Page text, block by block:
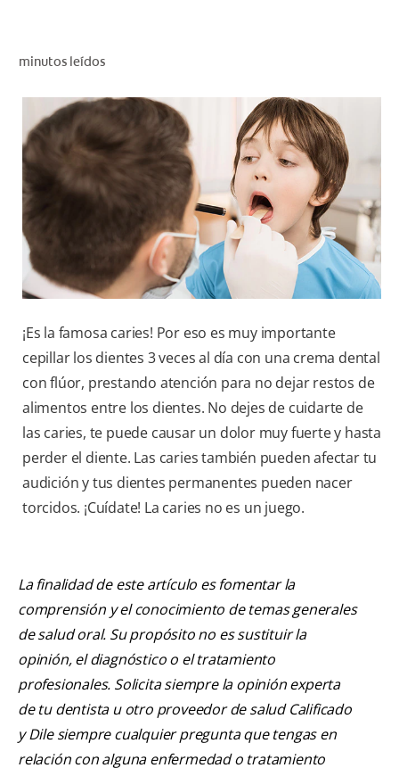
PROMOCIONES
PA (ES)
SUSCRÍBASE
minutos leídos
¡Es la famosa caries! Por eso es muy importante
cepillar los dientes 3 veces al día con una crema dental
con flúor, prestando atención para no dejar restos de
alimentos entre los dientes. No dejes de cuidarte de
las caries, te puede causar un dolor muy fuerte y hasta
perder el diente. Las caries también pueden afectar tu
audición y tus dientes permanentes pueden nacer
torcidos. ¡Cuídate! La caries no es un juego.
La finalidad de este artículo es fomentar la
comprensión y el conocimiento de temas generales
de salud oral. Su propósito no es sustituir la
opinión, el diagnóstico o el tratamiento
profesionales. Solicita siempre la opinión experta
de tu dentista u otro proveedor de salud Calificado
y Dile siempre cualquier pregunta que tengas en
relación con alguna enfermedad o tratamiento